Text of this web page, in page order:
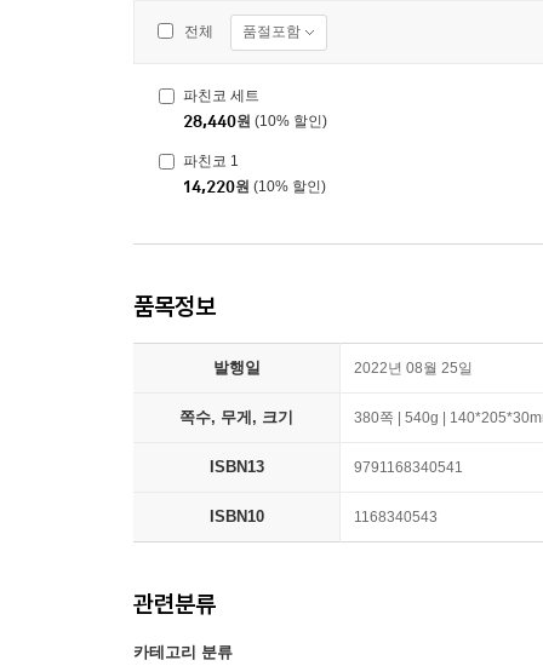
전체 품절포함
파친코 세트
28,440원 (10% 할인)
파친코 1
14,220원 (10% 할인)
품목정보
발행일 2022년 08월 25일
쪽수, 무게, 크기 380쪽 | 540g |
ISBN13 9791168340541
ISBN10 1168340543
관련분류
카테고리 분류